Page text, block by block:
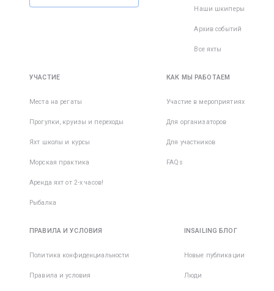
Наши шкиперы
Архив событий
Все яхты
УЧАСТИЕ
Места на регаты
Прогулки, круизы и переходы
Яхт школы и курсы
Морская практика
Аренда яхт от 2-х часов!
Рыбалка
КАК МЫ РАБОТАЕМ
Участие в мероприятиях
Для организаторов
Для участников
FAQs
ПРАВИЛА И УСЛОВИЯ
Политика конфиденциальности
Правила и условия
INSAILING БЛОГ
Новые публикации
Люди